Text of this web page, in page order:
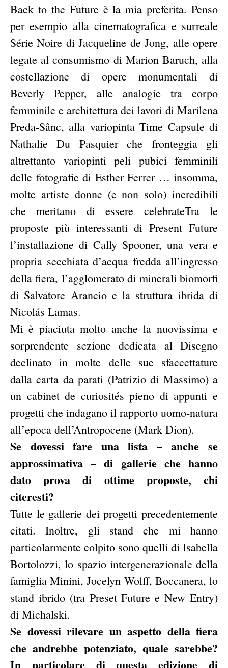
Back to the Future è la mia preferita. Penso
per esempio alla cinematografica e surreale
Série Noire di Jacqueline de Jong, alle opere
legate al consumismo di Marion Baruch, alla
costellazione di opere monumentali di
Beverly Pepper, alle analogie tra corpo
femminile e architettura dei lavori di Marilena
Preda-Sânc, alla variopinta Time Capsule di
Nathalie Du Pasquier che fronteggia gli
altrettanto variopinti peli pubici femminili
delle fotografie di Esther Ferrer … insomma,
molte artiste donne (e non solo) incredibili
che meritano di essere celebrateTra le
proposte più interessanti di Present Future
l’installazione di Cally Spooner, una vera e
propria secchiata d’acqua fredda all’ingresso
della fiera, l’agglomerato di minerali biomorfi
di Salvatore Arancio e la struttura ibrida di
Nicolás Lamas.
Mi è piaciuta molto anche la nuovissima e
sorprendente sezione dedicata al Disegno
declinato in molte delle sue sfaccettature
dalla carta da parati (Patrizio di Massimo) a
un cabinet de curiosités pieno di appunti e
progetti che indagano il rapporto uomo-natura
all’epoca dell’Antropocene (Mark Dion).
Se dovessi fare una lista – anche se
approssimativa – di gallerie che hanno
dato prova di ottime proposte, chi
citeresti?
Tutte le gallerie dei progetti precedentemente
citati. Inoltre, gli stand che mi hanno
particolarmente colpito sono quelli di Isabella
Bortolozzi, lo spazio intergenerazionale della
famiglia Minini, Jocelyn Wolff, Boccanera, lo
stand ibrido (tra Preset Future e New Entry)
di Michalski.
Se dovessi rilevare un aspetto della fiera
che andrebbe potenziato, quale sarebbe?
In particolare di questa edizione di